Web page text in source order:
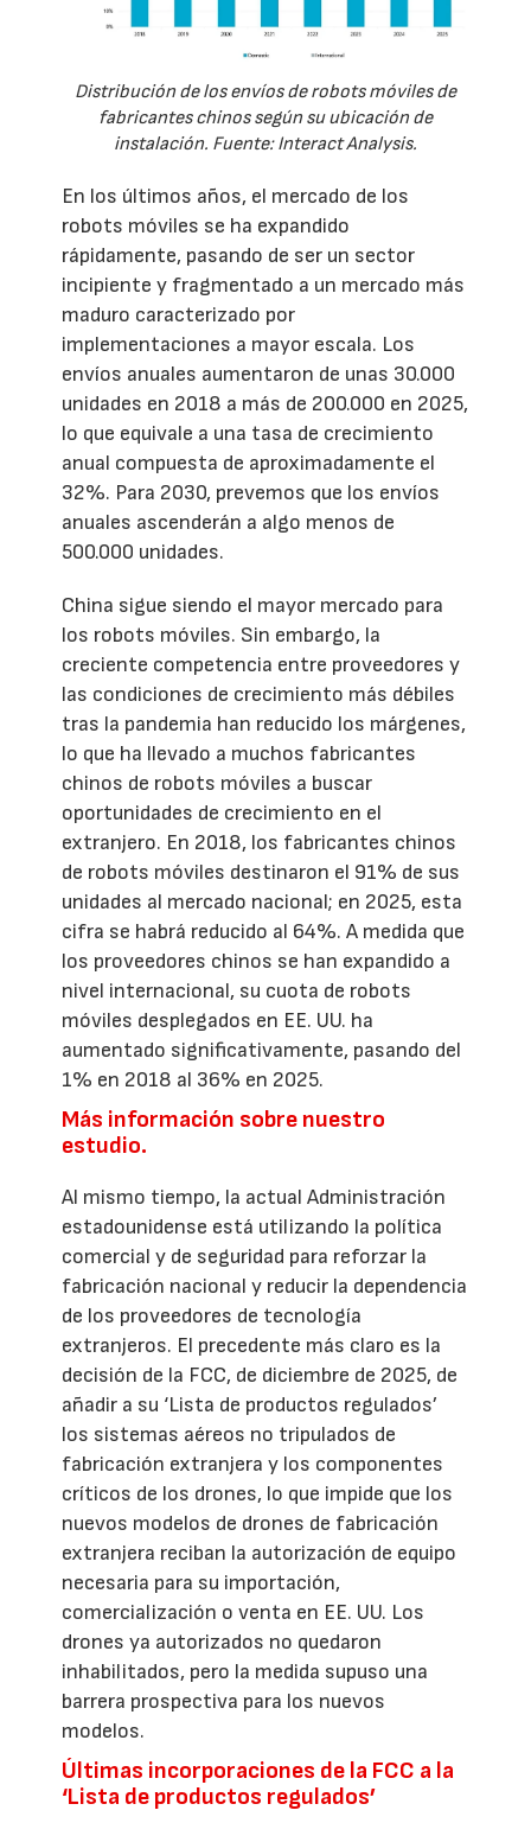
Distribución de los envíos de robots móviles de
fabricantes chinos según su ubicación de
instalación. Fuente: Interact Analysis.
En los últimos años, el mercado de los
robots móviles se ha expandido
rápidamente, pasando de ser un sector
incipiente y fragmentado a un mercado más
maduro caracterizado por
implementaciones a mayor escala. Los
envíos anuales aumentaron de unas 30.000
unidades en 2018 a más de 200.000 en 2025,
lo que equivale a una tasa de crecimiento
anual compuesta de aproximadamente el
32%. Para 2030, prevemos que los envíos
anuales ascenderán a algo menos de
500.000 unidades.
China sigue siendo el mayor mercado para
los robots móviles. Sin embargo, la
creciente competencia entre proveedores y
las condiciones de crecimiento más débiles
tras la pandemia han reducido los márgenes,
lo que ha llevado a muchos fabricantes
chinos de robots móviles a buscar
oportunidades de crecimiento en el
extranjero. En 2018, los fabricantes chinos
de robots móviles destinaron el 91% de sus
unidades al mercado nacional; en 2025, esta
cifra se habrá reducido al 64%. A medida que
los proveedores chinos se han expandido a
nivel internacional, su cuota de robots
móviles desplegados en EE. UU. ha
aumentado significativamente, pasando del
1% en 2018 al 36% en 2025.
Más información sobre nuestro
estudio.
Al mismo tiempo, la actual Administración
estadounidense está utilizando la política
comercial y de seguridad para reforzar la
fabricación nacional y reducir la dependencia
de los proveedores de tecnología
extranjeros. El precedente más claro es la
decisión de la FCC, de diciembre de 2025, de
añadir a su ‘Lista de productos regulados’
los sistemas aéreos no tripulados de
fabricación extranjera y los componentes
críticos de los drones, lo que impide que los
nuevos modelos de drones de fabricación
extranjera reciban la autorización de equipo
necesaria para su importación,
comercialización o venta en EE. UU. Los
drones ya autorizados no quedaron
inhabilitados, pero la medida supuso una
barrera prospectiva para los nuevos
modelos.
Últimas incorporaciones de la FCC a la
‘Lista de productos regulados’